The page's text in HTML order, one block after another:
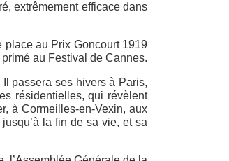
extrêmement efficace dans
place au Prix Goncourt 1919
au Festival de Cannes.
passera ses hivers à Paris,
résidentielles, qui révèlent
à Cormeilles-en-Vexin, aux
la fin de sa vie, et sa